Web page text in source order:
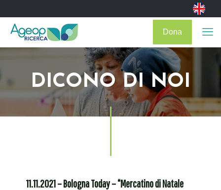
Dona
DICONO DI NOI
11.11.2021 – Bologna Today – “Mercatino di Natale